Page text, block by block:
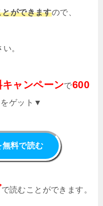
ができますので、
。
ャンペーンで600
ゲット▼
料で読む
で読むことができます。